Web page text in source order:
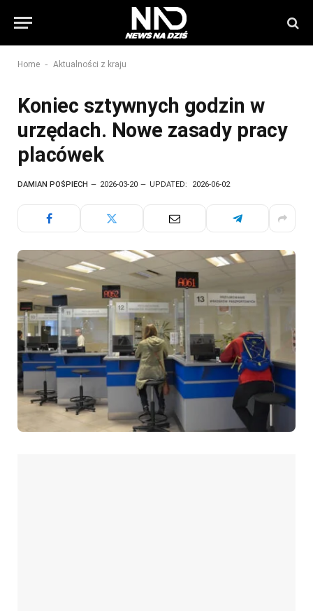
Home - Aktualności z kraju
Koniec sztywnych godzin w
urzędach. Nowe zasady pracy
placówek
DAMIAN POŚPIECH 2026-03-20 UPDATED: 2026-06-02